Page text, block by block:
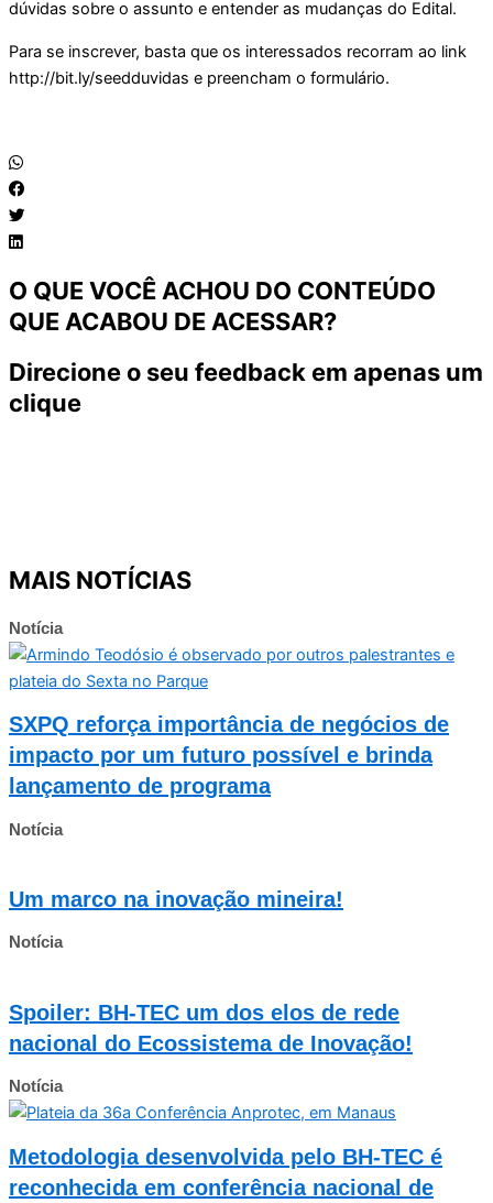
dúvidas sobre o assunto e entender as mudanças do Edital.
Para se inscrever, basta que os interessados recorram ao link
http://bit.ly/seedduvidas e preencham o formulário.
O QUE VOCÊ ACHOU DO CONTEÚDO
QUE ACABOU DE ACESSAR?
Direcione o seu feedback em apenas um
clique
MAIS NOTÍCIAS
Notícia
SXPQ reforça importância de negócios de
impacto por um futuro possível e brinda
lançamento de programa
Notícia
Um marco na inovação mineira!
Notícia
Spoiler: BH-TEC um dos elos de rede
nacional do Ecossistema de Inovação!
Notícia
Metodologia desenvolvida pelo BH-TEC é
reconhecida em conferência nacional de